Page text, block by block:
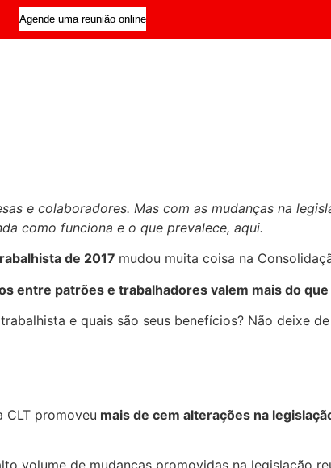
Agende uma reunião online
e colaboradores. Mas com as mudanças na
como funciona e o que prevalece, aqui.
de 2017 mudou muita coisa na
entre patrões e trabalhadores valem mais do
e quais são seus benefícios? Não deixe
CLT promoveu mais de cem alterações na
volume de mudanças promovidas na legislação